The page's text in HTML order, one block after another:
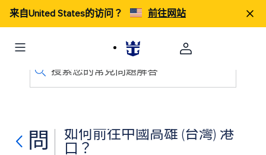
来自United States的访问？ 前往网站
搜索您的常見問題解答
問
如何前往中國高雄 (台灣) 港
口？